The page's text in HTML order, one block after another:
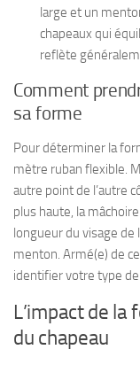
large et un
chapeaux qui
reflète
Comment
sa forme
Pour déterminer la
mètre ruban flexible.
autre point de l’autre
plus haute, la
longueur du visage de
menton. Armé(e) de
identifier votre type
L’impact de la
du chapeau